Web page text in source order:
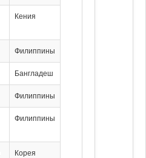
Кения
Филиппины
Бангладеш
Филиппины
Филиппины
Корея